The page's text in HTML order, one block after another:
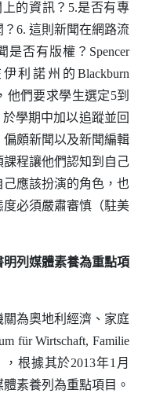
的資訊？5.是否有專
6. 這則新聞在網路流
是否有版權？ Spencer
利諾州的Blackburn
他們要求學生選定5到
學期中加以追蹤並回
頗新聞以及新聞編輯
程讓他們認知到自己
應該扮演的角色，也
必須嚴肅審慎（駐美
列媒體素養為重點項
為奧地利經濟、家庭
für Wirtschaft, Familie
，根據其於2013年1月
素養列為重點項目。